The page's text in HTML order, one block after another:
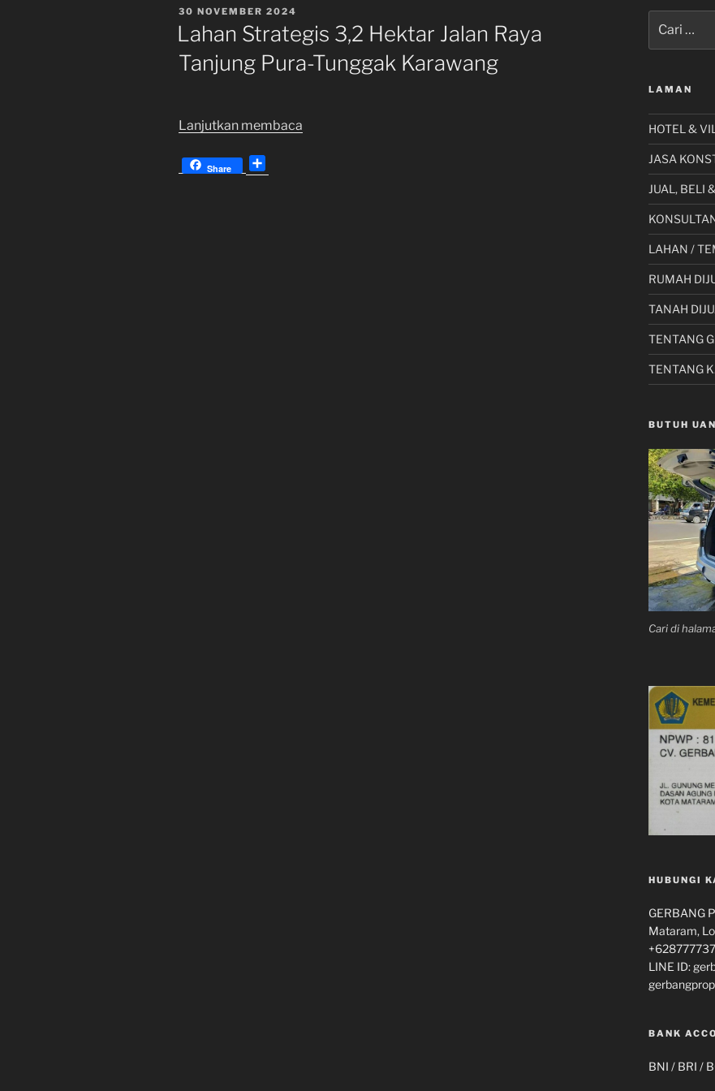
DIPOSKAN
PADA
30 NOVEMBER 2024
Lahan Strategis 3,2 Hektar Jalan Raya
Tanjung Pura-Tunggak Karawang
Lanjutkan membaca
Share
h
untuk:
LAMAN
HOTEL &
JASA
JUAL, BELI
LAHAN /
RUMAH
TANAH
TENTANG
TENTANG
BUTUH
Cari di
HUBUNGI
GERBANG
Mataram,
LINE ID:
BANK
BNI / BRI /